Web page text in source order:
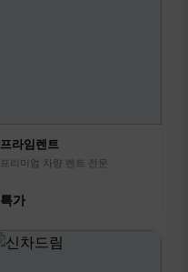
프라임렌트
프리미엄 차량 렌트 전문
특가